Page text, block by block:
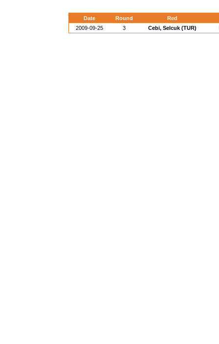
Date Round
Red
2009-09-25
3 Cebi, Selcuk (TUR)